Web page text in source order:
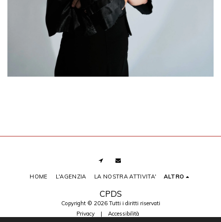
CPDS
Copyright © 2026 Tutti i diritti riservati
Privacy| Accessibilità
HOME L'AGENZIA LA NOSTRA ATTIVITA' ALTRO